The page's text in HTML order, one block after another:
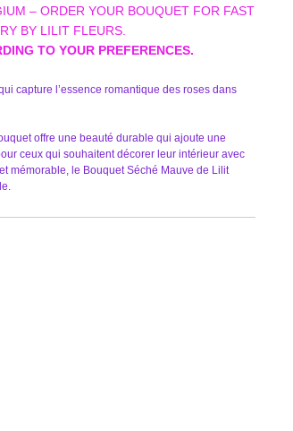
– ORDER YOUR BOUQUET FOR FAST
BY LILIT FLEURS.
TO YOUR PREFERENCES.
capture l’essence romantique des roses dans
offre une beauté durable qui ajoute une
ceux qui souhaitent décorer leur intérieur avec
mémorable, le Bouquet Séché Mauve de Lilit